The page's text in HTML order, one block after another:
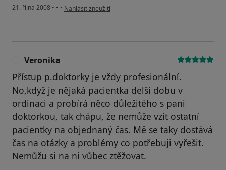
21. října 2008 • • • podle názoru uživatele Kateřina
Nahlásit zneužití
Veronika
Přístup p.doktorky je vždy profesionální.
No,když je nějaká pacientka delší dobu v
ordinaci a probírá něco důležitého s pani
doktorkou, tak chápu, že nemůže vzít ostatní
pacientky na objednaný čas. Mě se taky dostává
čas na otázky a problémy co potřebuji vyřešit.
Nemůžu si na ni vůbec ztěžovat.